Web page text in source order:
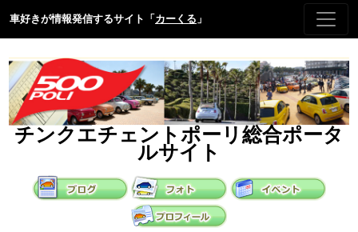
車好きが情報発信するサイト「 カーくる 」
チンクエチェントポーリ総合ポータ
ルサイト